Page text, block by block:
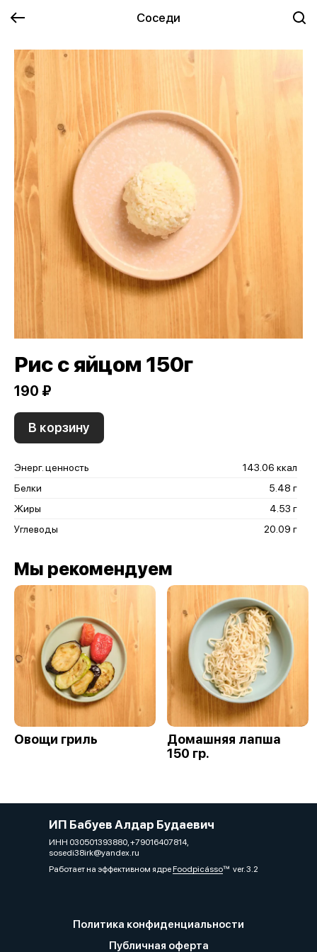
Соседи
Рис с яйцом 150г
190 ₽
В корзину
Энерг. ценность
143.06 ккал
Белки
5.48 г
Жиры
4.53 г
Углеводы
20.09 г
Мы рекомендуем
Овощи гриль
Домашняя лапша
150 гр.
ИП Бабуев Алдар Будаевич
ИНН 030501393880, +79016407814,
sosedi38irk@yandex.ru
Работает на эффективном ядреFoodpicássover. 3.2
Политика конфиденциальности
Публичная оферта